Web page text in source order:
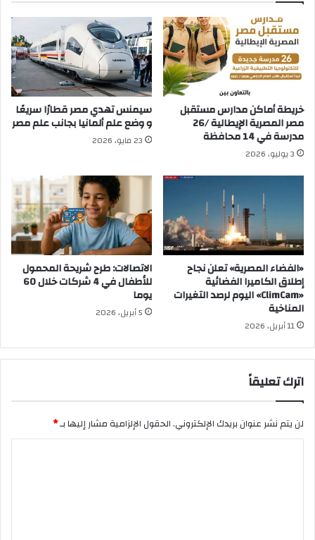
خريطة أماكن مدارس مستقبل
مصر المصرية الإيطالية /26
مدرسة في 14 محافظة
3 يوليو، 2026
سيمنس تهدي مصر قطارًا سريعًا
و وضع علم ألمانيا بجانب علم مصر
23 مايو، 2026
«الفضاء المصرية» تعلن نجاح
إطلاق الكاميرا الفضائية
«ClimCam» اليوم لرصد التغيرات
المناخية
11 أبريل، 2026
الاتصالات: طرح شريحة المحمول
للأطفال في 4 شركات خلال 60
يوما
5 أبريل، 2026
اترك تعليقاً
لن يتم نشر عنوان بريدك الإلكتروني.الحقول الإلزامية مشار إليها بـ*